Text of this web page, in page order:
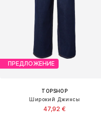
ПРЕДЛОЖЕНИЕ
TOPSHOP
Широкий Джинсы
47,92 €